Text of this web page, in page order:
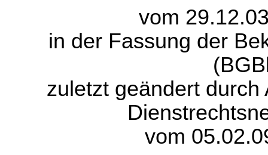
vom
in der Fassung der
zuletzt geändert durch
vom